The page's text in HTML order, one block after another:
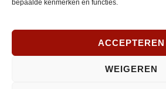
bepaalde kenmerken en functies.
ACCEPTEREN
WEIGEREN
SOCIAL MEDIA